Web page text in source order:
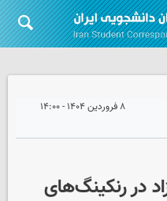
۸ فروردین ۱۴۰۴ - ۱۴:۰۰
در رنکینگ‌های